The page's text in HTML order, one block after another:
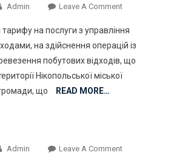
Admin Leave A CommentOn
тарифу на послуги з управління
на здійснення операцій із
побутових відходів, що
Нікопольської міської
що
READ MORE…
Admin Leave A CommentOn